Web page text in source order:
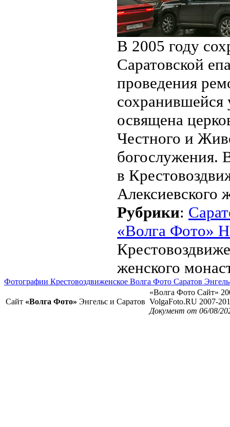
В 2005 году
Саратовской
проведения
освящена
Честного и
богослужения.
в
Алексиевского
Рубрики:
«Волга Фото»
женского
Фотографии Крестовоздвиженское Волга Фото Саратов
Сайт «Волга Фото» Энгельс и Саратов
«Волга Фото Сайт»
VolgaFoto.RU 2007-
Документ от 06/08/